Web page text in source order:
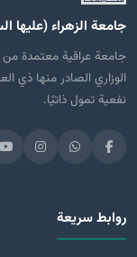
جامعة الزهراء (عليها
جامعة عراقية معتمدة من
نفعية تمول ذاتيًا.
روابط سريعة